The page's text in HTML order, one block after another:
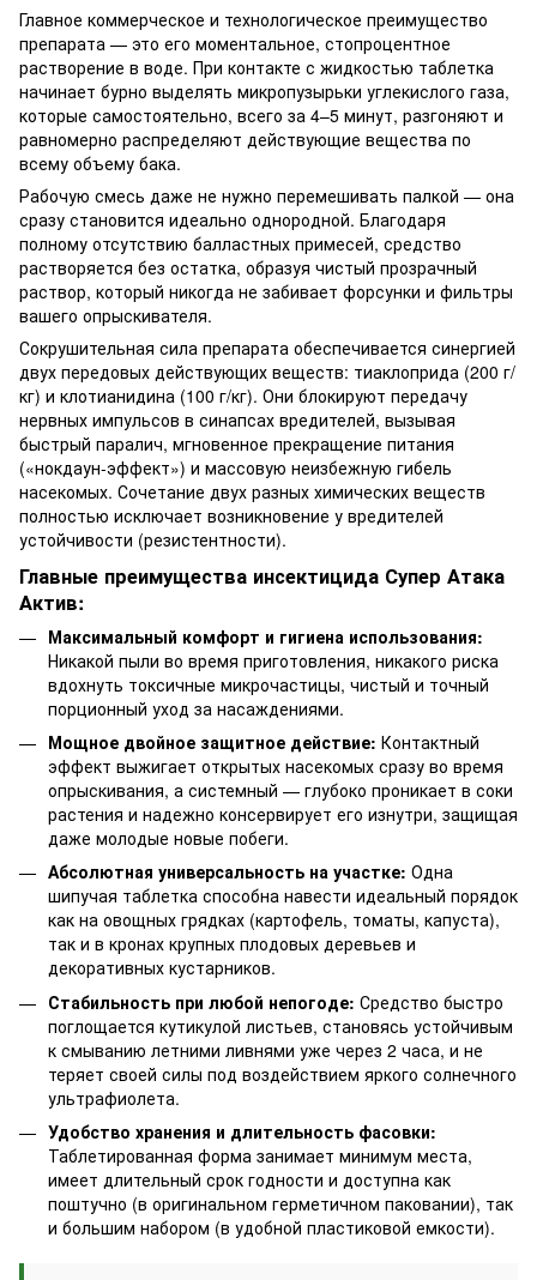
Главное коммерческое и технологическое преимущество
препарата — это его моментальное, стопроцентное
растворение в воде. При контакте с жидкостью таблетка
начинает бурно выделять микропузырьки углекислого газа,
которые самостоятельно, всего за 4–5 минут, разгоняют и
равномерно распределяют действующие вещества по
всему объему бака.
Рабочую смесь даже не нужно перемешивать палкой — она
сразу становится идеально однородной. Благодаря
полному отсутствию балластных примесей, средство
растворяется без остатка, образуя чистый прозрачный
раствор, который никогда не забивает форсунки и фильтры
вашего опрыскивателя.
Сокрушительная сила препарата обеспечивается синергией
двух передовых действующих веществ: тиаклоприда (200 г/
кг) и клотианидина (100 г/кг). Они блокируют передачу
нервных импульсов в синапсах вредителей, вызывая
быстрый паралич, мгновенное прекращение питания
(«нокдаун-эффект») и массовую неизбежную гибель
насекомых. Сочетание двух разных химических веществ
полностью исключает возникновение у вредителей
устойчивости (резистентности).
Главные преимущества инсектицида Супер Атака
Актив:
Максимальный комфорт и гигиена использования:
Никакой пыли во время приготовления, никакого риска
вдохнуть токсичные микрочастицы, чистый и точный
порционный уход за насаждениями.
Мощное двойное защитное действие: Контактный
эффект выжигает открытых насекомых сразу во время
опрыскивания, а системный — глубоко проникает в соки
растения и надежно консервирует его изнутри, защищая
даже молодые новые побеги.
Абсолютная универсальность на участке: Одна
шипучая таблетка способна навести идеальный порядок
как на овощных грядках (картофель, томаты, капуста),
так и в кронах крупных плодовых деревьев и
декоративных кустарников.
Стабильность при любой непогоде: Средство быстро
поглощается кутикулой листьев, становясь устойчивым
к смыванию летними ливнями уже через 2 часа, и не
теряет своей силы под воздействием яркого солнечного
ультрафиолета.
Удобство хранения и длительность фасовки:
Таблетированная форма занимает минимум места,
имеет длительный срок годности и доступна как
поштучно (в оригинальном герметичном паковании), так
и большим набором (в удобной пластиковой емкости).